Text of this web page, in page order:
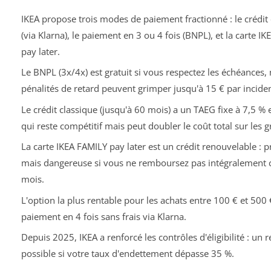
IKEA propose trois modes de paiement fractionné : le crédit
(via Klarna), le paiement en 3 ou 4 fois (BNPL), et la carte
pay later.
Le BNPL (3x/4x) est gratuit si vous respectez les échéances,
pénalités de retard peuvent grimper jusqu'à 15 € par
Le crédit classique (jusqu'à 60 mois) a un TAEG fixe à 7,5 %
qui reste compétitif mais peut doubler le coût total sur les
La carte IKEA FAMILY pay later est un crédit renouvelable :
mais dangereuse si vous ne remboursez pas intégralement
mois.
L'option la plus rentable pour les achats entre 100 € et 500
paiement en 4 fois sans frais via Klarna.
Depuis 2025, IKEA a renforcé les contrôles d'éligibilité : un
possible si votre taux d'endettement dépasse 35 %.